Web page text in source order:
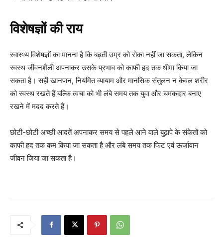
विशेषज्ञों की राय
स्वास्थ्य विशेषज्ञों का मानना है कि बढ़ती उम्र को रोका नहीं जा सकता, लेकिन
स्वस्थ जीवनशैली अपनाकर उसके प्रभाव को काफी हद तक धीमा किया जा
सकता है। सही खानपान, नियमित व्यायाम और मानसिक संतुलन न केवल शरीर
को स्वस्थ रखते हैं बल्कि त्वचा को भी लंबे समय तक युवा और चमकदार बनाए
रखने में मदद करते हैं।
छोटी-छोटी अच्छी आदतें अपनाकर समय से पहले आने वाले बुढ़ापे के संकेतों को
काफी हद तक कम किया जा सकता है और लंबे समय तक फिट एवं ऊर्जावान
जीवन जिया जा सकता है।